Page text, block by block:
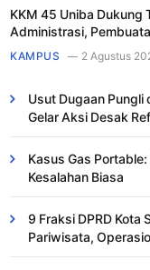
KKM 45 Uniba Dukung
Administrasi,
KAMPUS 2 Agustus
Usut Dugaan Pungli
Gelar Aksi Desak
Kasus Gas
Kesalahan Biasa ​
9 Fraksi DPRD Kota
Pariwisata,